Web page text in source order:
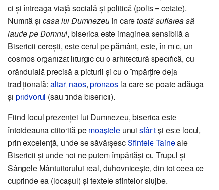
ci și întreaga viață socială și politică (polis = cetate).
Numită și casa lui Dumnezeuîn caretoată suflarea să
laude pe Domnul, biserica este imaginea sensibilă a
Bisericii cerești, este cerul pe pământ, este, în mic, un
cosmos organizat liturgic cu o arhitectură specifică, cu
orânduială precisă a picturii și cu o împărțire deja
tradițională: altar, naos, pronaos la care se poate adăuga
și pridvorul (sau tinda bisericii).
Fiind locul prezenței lui Dumnezeu, biserica este
întotdeauna ctitorită pe moaștele unui sfântși este locul,
prin excelență, unde se săvârșescSfintele Taineale
Bisericii și unde noi ne putem împărtăși cu Trupul și
Sângele Mântuitorului real, duhovnicește, din tot ceea ce
cuprinde ea (locașul) și textele sfintelor slujbe.